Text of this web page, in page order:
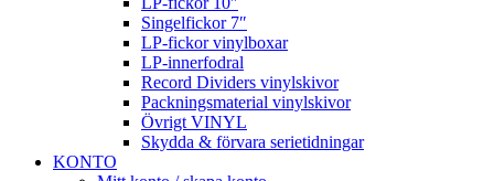
Singelfickor 7″
LP-fickor vinylboxar
LP-innerfodral
Record Dividers vinylskivor
Packningsmaterial vinylskivor
Övrigt VINYL
Skydda & förvara serietidningar
KONTO